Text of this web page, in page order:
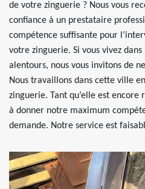
de votre zinguerie ? Nous vous
confiance à un prestataire
compétence suffisante pour
votre zinguerie. Si vous vivez
alentours, nous vous invitons de
Nous travaillons dans cette ville
zinguerie. Tant qu’elle est encore
à donner notre maximum
demande. Notre service est